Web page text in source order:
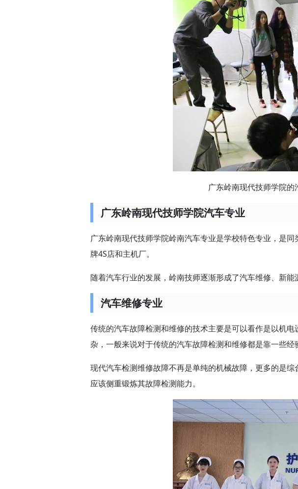
广东岭南现代技师学院的
广东岭南现代技师学院汽车专业
广东岭南现代技师学院岭南汽车专业是学校特色专业，是
牌4S店和主机厂。
随着汽车行业的发展，岭南技师逐渐形成了汽车维修、新能
汽车维修专业
传统的汽车故障检测和维修的技术主要是可以看作是以机
杂，一般来说对于传统的汽车故障检测和维修都是靠一些
现代汽车检测维修故障不再是单纯的机械故障，更多的是
应该侧重锻炼其故障检测能力。